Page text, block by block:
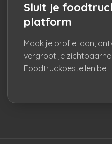
Sluit je
platform
Maak je profiel aan,
vergroot je
Foodtruckbestellen.be.